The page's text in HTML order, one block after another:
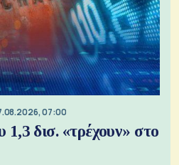
07:00
δισ. «τρέχουν» στο